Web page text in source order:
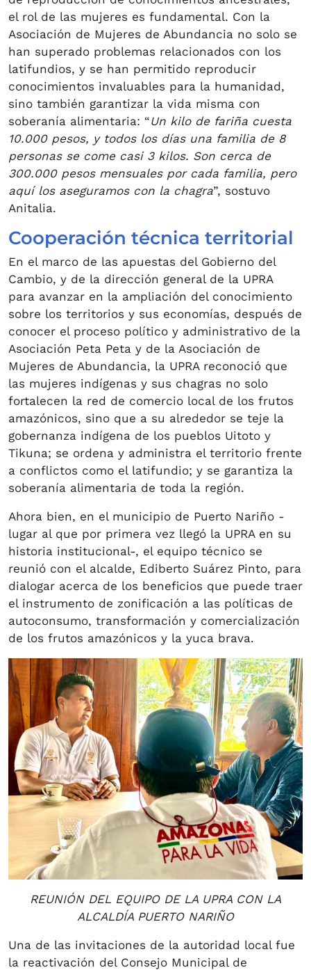
el rol de las mujeres es fundamental. Con la
Asociación de Mujeres de Abundancia no solo se
han superado problemas relacionados con los
latifundios, y se han permitido reproducir
conocimientos invaluables para la humanidad,
sino también garantizar la vida misma con
soberanía alimentaria: “Un kilo de fariña cuesta
10.000 pesos, y todos los días una familia de 8
personas se come casi 3 kilos. Son cerca de
300.000 pesos mensuales por cada familia, pero
aquí los aseguramos con la chagra”, sostuvo
Anitalia.
Cooperación técnica territorial
En el marco de las apuestas del Gobierno del
Cambio, y de la dirección general de la UPRA
para avanzar en la ampliación del conocimiento
sobre los territorios y sus economías, después de
conocer el proceso político y administrativo de la
Asociación Peta Peta y de la Asociación de
Mujeres de Abundancia, la UPRA reconoció que
las mujeres indígenas y sus chagras no solo
fortalecen la red de comercio local de los frutos
amazónicos, sino que a su alrededor se teje la
gobernanza indígena de los pueblos Uitoto y
Tikuna; se ordena y administra el territorio frente
a conflictos como el latifundio; y se garantiza la
soberanía alimentaria de toda la región.
Ahora bien, en el municipio de Puerto Nariño -
lugar al que por primera vez llegó la UPRA en su
historia institucional-, el equipo técnico se
reunió con el alcalde, Ediberto Suárez Pinto, para
dialogar acerca de los beneficios que puede traer
el instrumento de zonificación a las políticas de
autoconsumo, transformación y comercialización
de los frutos amazónicos y la yuca brava.
REUNIÓN DEL EQUIPO DE LA UPRA CON LA
ALCALDÍA PUERTO NARIÑO
Una de las invitaciones de la autoridad local fue
la reactivación del Consejo Municipal de